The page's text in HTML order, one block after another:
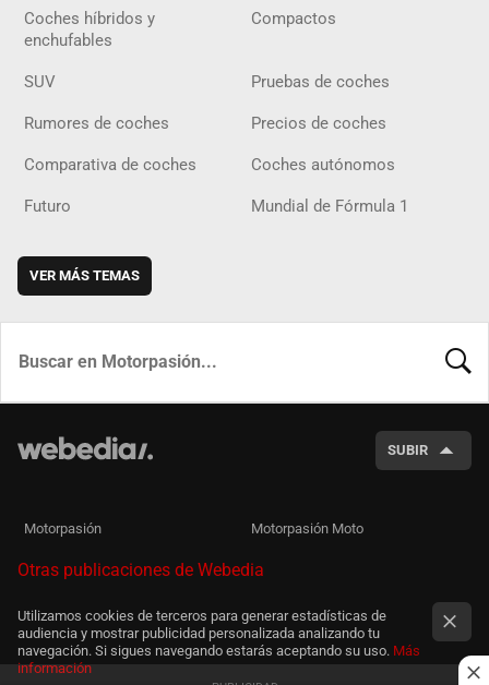
Coches híbridos y
enchufables
Compactos
SUV Pruebas de coches
Rumores de coches Precios de coches
Comparativa de coches Coches autónomos
Futuro Mundial de Fórmula 1
VER MÁS TEMAS
SUBIR
Motorpasión Motorpasión Moto
Otras publicaciones de Webedia
Utilizamos cookies de terceros para generar estadísticas de
audiencia y mostrar publicidad personalizada analizando tu
navegación. Si sigues navegando estarás aceptando su uso. Más
información